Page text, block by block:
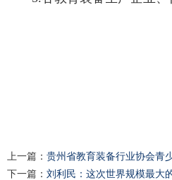
上一篇： 贵州省教育装备行业协会青
下一篇： 刘利民：这次世界规模最大